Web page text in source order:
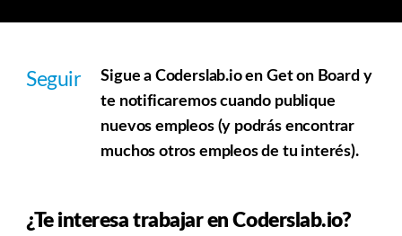
Seguir
Sigue a Coderslab.io en Get on Board y
te notificaremos cuando publique
nuevos empleos (y podrás encontrar
muchos otros empleos de tu interés).
¿Te interesa trabajar en Coderslab.io?